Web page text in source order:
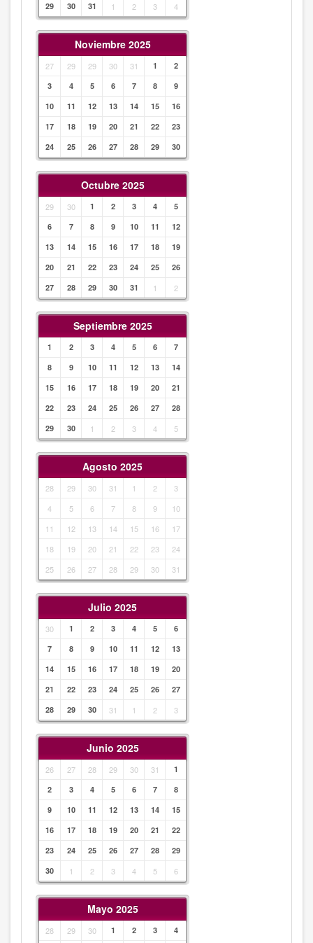
29
30 31 1 2 3 4
Noviembre 2025
27 29 29 30 31 1
2
3
4 5 6 7 8
9
10
11 12 13 14 15
16
17
18 19 20 21 22
23
24
25 26 27 28 29 30
Octubre 2025
29 30 1 2 3 4
5
6
7 8 9 10 11
12
13
14 15 16 17 18
19
20
21 22 23 24 25
26
27
28 29 30 31 1 2
Septiembre 2025
1 2 3 4 5 6
7
8
9 10 11 12 13
14
15
16 17 18 19 20
21
22
23 24 25 26 27
28
29
30 1 2 3 4 5
Agosto 2025
28 29 30 31 1 2
3
4
5 6 7 8 9
10
11
12 13 14 15 16
17
18
19 20 21 22 23
24
25
26 27 28 29 30 31
Julio 2025
30 1 2 3 4 5
6
7
8 9 10 11 12
13
14
15 16 17 18 19
20
21
22 23 24 25 26
27
28
29 30 31 1 2 3
Junio 2025
26 27 28 29 30 31
1
2
3 4 5 6 7
8
9
10 11 12 13 14
15
16
17 18 19 20 21
22
23
24 25 26 27 28
29
30
1 2 3 4 5 6
Mayo 2025
28 29 30 1 2 3 4